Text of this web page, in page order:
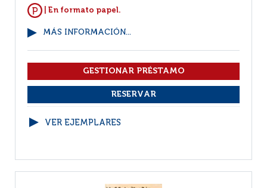
| En formato papel.
MÁS INFORMACIÓN...
VER EJEMPLARES